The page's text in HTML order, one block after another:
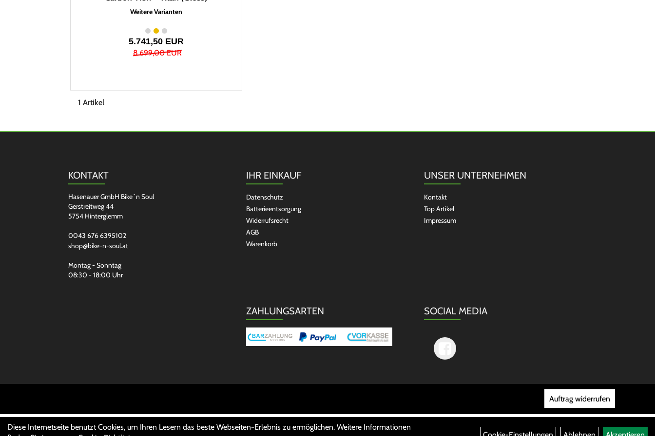
Weitere Varianten
5.741,50 EUR
8.699,00 EUR
1 Artikel
KONTAKT
Hasenauer GmbH Bike´n Soul
Gerstreitweg 44
5754 Hinterglemm
0043 676 6395102
shop@bike-n-soul.at
Montag - Sonntag
08:30 - 18:00 Uhr
IHR EINKAUF
Datenschutz
Batterieentsorgung
Widerrufsrecht
AGB
Warenkorb
UNSER UNTERNEHMEN
Kontakt
Top Artikel
Impressum
ZAHLUNGSARTEN SOCIAL MEDIA
Diese Internetseite benutzt Cookies, um Ihren Lesern das beste Webseiten-Erlebnis zu ermöglichen. Weitere Informationen
Auftrag widerrufen